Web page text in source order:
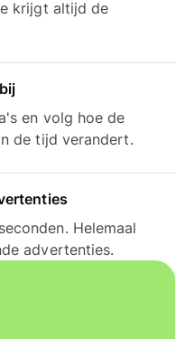
krijgt altijd de
en volg hoe de
de tijd verandert.
Helemaal
advertenties.